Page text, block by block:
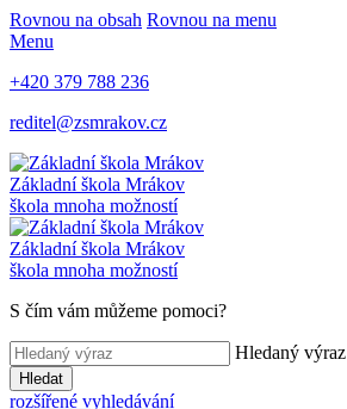
Rovnou na obsah Rovnou na menu
Menu
+420 379 788 236
reditel@zsmrakov.cz
Základní škola Mrákov
škola mnoha možností
Základní škola Mrákov
škola mnoha možností
S čím vám můžeme pomoci?
Hledaný výraz
Hledat
rozšířené vyhledávání